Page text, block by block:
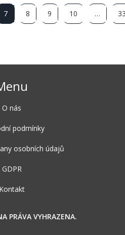
7 8 9 10 …
O nás
podmínky
osobních údajů
GDPR
Kontakt
PRÁVA VYHRAZENA.